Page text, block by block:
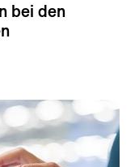
bei den